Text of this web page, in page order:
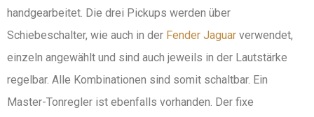
handgearbeitet. Die drei Pickups werden über
Schiebeschalter, wie auch in der Fender Jaguar verwendet,
einzeln angewählt und sind auch jeweils in der Lautstärke
regelbar. Alle Kombinationen sind somit schaltbar. Ein
Master-Tonregler ist ebenfalls vorhanden. Der fixe